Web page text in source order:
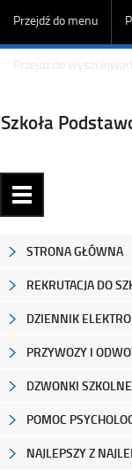
Przejdź do menu
Przejdź do
Szkoła
STRONA GŁÓWNA
REKRUTACJA DO
DZIENNIK
PRZYWOZY I
DZWONKI SZKOLNE
POMOC
NAJLEPSZY Z